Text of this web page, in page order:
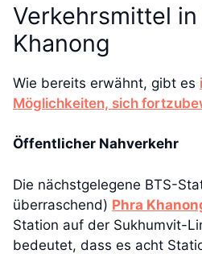
Verkehrsmittel in
Khanong
Wie bereits erwähnt, gibt es
Möglichkeiten, sich
Öffentlicher Nahverkehr
Die nächstgelegene BTS-
überraschend) Phra
Station auf der Sukhumvit-
bedeutet, dass es acht